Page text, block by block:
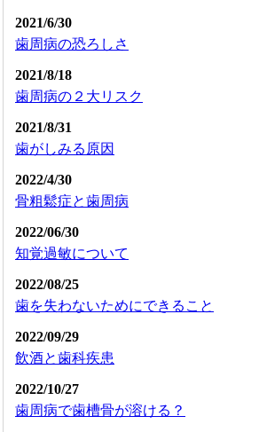
2021/6/30
歯周病の恐ろしさ
2021/8/18
歯周病の２大リスク
2021/8/31
歯がしみる原因
2022/4/30
骨粗鬆症と歯周病
2022/06/30
知覚過敏について
2022/08/25
歯を失わないためにできること
2022/09/29
飲酒と歯科疾患
2022/10/27
歯周病で歯槽骨が溶ける？